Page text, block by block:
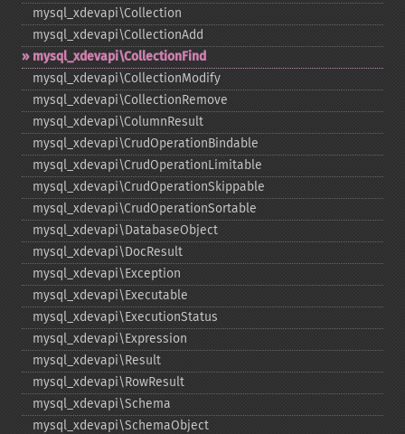
mysql_​xdevapi\Collection
mysql_​xdevapi\CollectionAdd
mysql_​xdevapi\CollectionFind
mysql_​xdevapi\CollectionModify
mysql_​xdevapi\CollectionRemove
mysql_​xdevapi\ColumnResult
mysql_​xdevapi\CrudOperationBindable
mysql_​xdevapi\CrudOperationLimitable
mysql_​xdevapi\CrudOperationSkippable
mysql_​xdevapi\CrudOperationSortable
mysql_​xdevapi\DatabaseObject
mysql_​xdevapi\DocResult
mysql_​xdevapi\Exception
mysql_​xdevapi\Executable
mysql_​xdevapi\ExecutionStatus
mysql_​xdevapi\Expression
mysql_​xdevapi\Result
mysql_​xdevapi\RowResult
mysql_​xdevapi\Schema
mysql_​xdevapi\SchemaObject